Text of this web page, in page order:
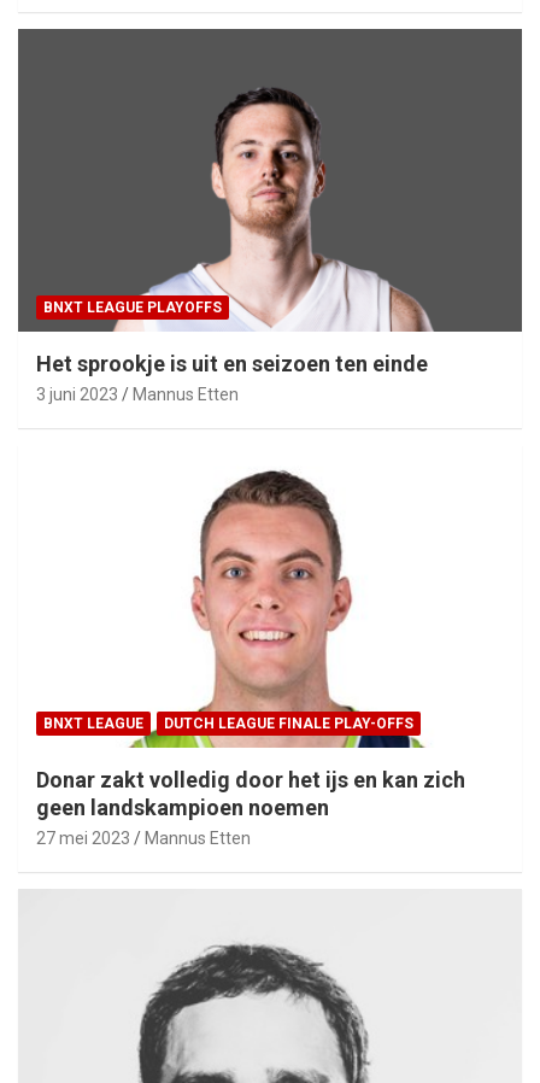
BNXT LEAGUE PLAYOFFS
Het sprookje is uit en seizoen ten einde
3 juni 2023 Mannus Etten
BNXT LEAGUE DUTCH LEAGUE FINALE PLAY-OFFS
Donar zakt volledig door het ijs en kan zich
geen landskampioen noemen
27 mei 2023 Mannus Etten